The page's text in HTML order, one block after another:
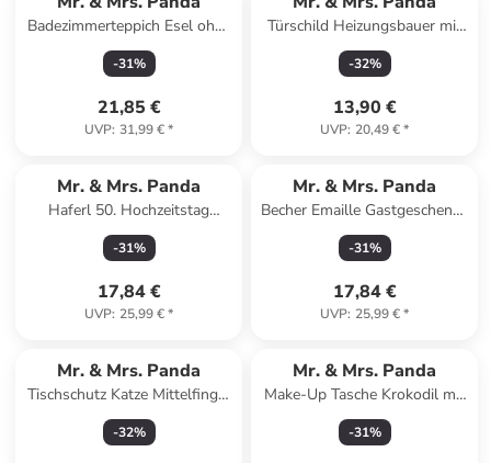
Badezimmerteppich Esel ohne
Spruch in Weiß
-31%
21,85 €
UVP: 31,99 €*
Türschild Heizungsbauer mit
Spruch in Keine Angabe
-32%
13,90 €
UVP: 20,49 €*
Mr. & Mrs. Panda
Haferl 50. Hochzeitstag
Goldene Hochzeit mit Sp... in
Braun Pastell
-31%
17,84 €
UVP: 25,99 €*
Mr. & Mrs. Panda
Becher Emaille Gastgeschenke
Freude mit Spruch in Schwarz
-31%
17,84 €
UVP: 25,99 €*
Mr. & Mrs. Panda
Tischschutz Katze Mittelfinger
ohne Spruch in Transparent
-32%
Mr. & Mrs. Panda
Make-Up Tasche Krokodil mit
Spruch in Weiß
-31%